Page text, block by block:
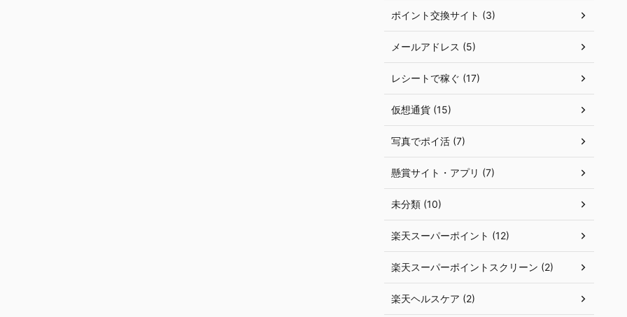
ポイント交換サイト (3)
メールアドレス (5)
レシートで稼ぐ (17)
仮想通貨 (15)
写真でポイ活 (7)
懸賞サイト・アプリ (7)
未分類 (10)
楽天スーパーポイント (12)
楽天スーパーポイントスクリーン (2)
楽天ヘルスケア (2)